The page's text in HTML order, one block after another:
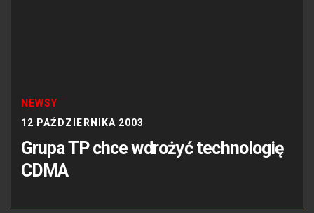
NEWSY
12 PAŹDZIERNIKA 2003
Grupa TP chce wdrożyć technologię
CDMA